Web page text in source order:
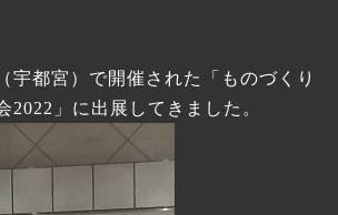
宇都宮）で開催された「ものづくり
2022」に出展してきました。